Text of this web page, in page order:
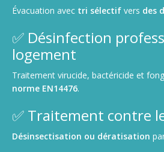
Évacuation avec tri sélectif vers des
✅ Désinfection
logement
Traitement virucide, bactéricide et
norme EN14476.
✅ Traitement contre
Désinsectisation ou dératisation